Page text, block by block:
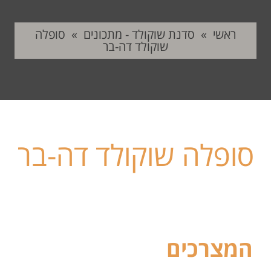
ראשי » סדנת שוקולד - מתכונים » סופלה
שוקולד דה-בר
סופלה שוקולד דה-בר
המצרכים